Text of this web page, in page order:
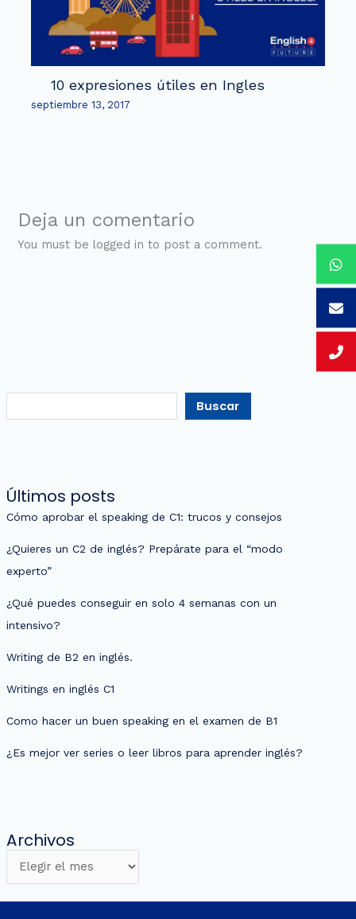
10 expresiones útiles en Ingles
septiembre 13, 2017
Deja un comentario
You must be logged in to post a comment.
Buscar
Últimos posts
Cómo aprobar el speaking de C1: trucos y consejos
¿Quieres un C2 de inglés? Prepárate para el “modo
experto”
¿Qué puedes conseguir en solo 4 semanas con un
intensivo?
Writing de B2 en inglés.
Writings en inglés C1
Como hacer un buen speaking en el examen de B1
¿Es mejor ver series o leer libros para aprender inglés?
Archivos